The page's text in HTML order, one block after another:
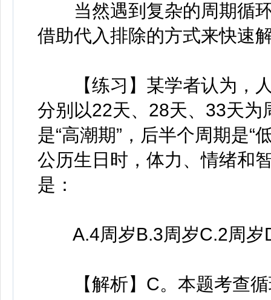
当然遇到复杂的周期循环
借助代入排除的方式来快速
【练习】某学者认为，人
分别以22天、28天、33天为
是“高潮期”，后半个周期是“
公历生日时，体力、情绪和
是：
A.4周岁B.3周岁C.2周岁
【解析】C。本题考查循